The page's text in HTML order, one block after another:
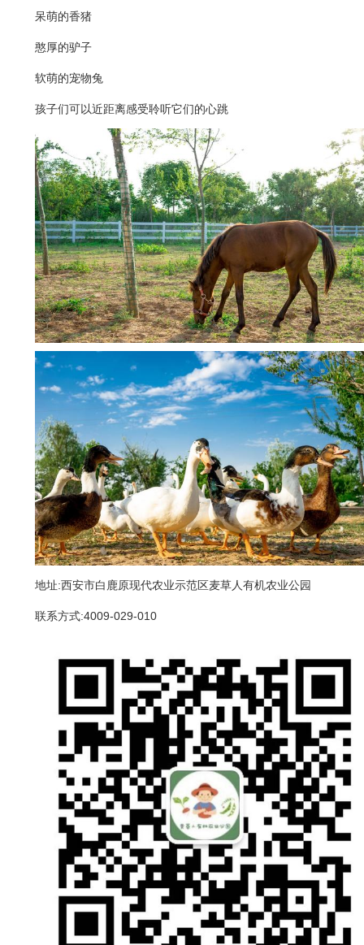
呆萌的香猪
憨厚的驴子
软萌的宠物兔
孩子们可以近距离感受聆听它们的心跳
地址:西安市白鹿原现代农业示范区麦草人有机农业公园
联系方式:4009-029-010